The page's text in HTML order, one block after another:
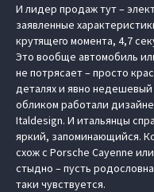
И лидер продаж тут –
заявленные
крутящего момента, 4,7
Это вообще автомобиль
не потрясает – просто
деталях и явно недешевый
обликом работали
Italdesign. И итальянцы
яркий, запоминающийся.
схож с Porsche Cayenne
стыдно – пусть
таки чувствуется.